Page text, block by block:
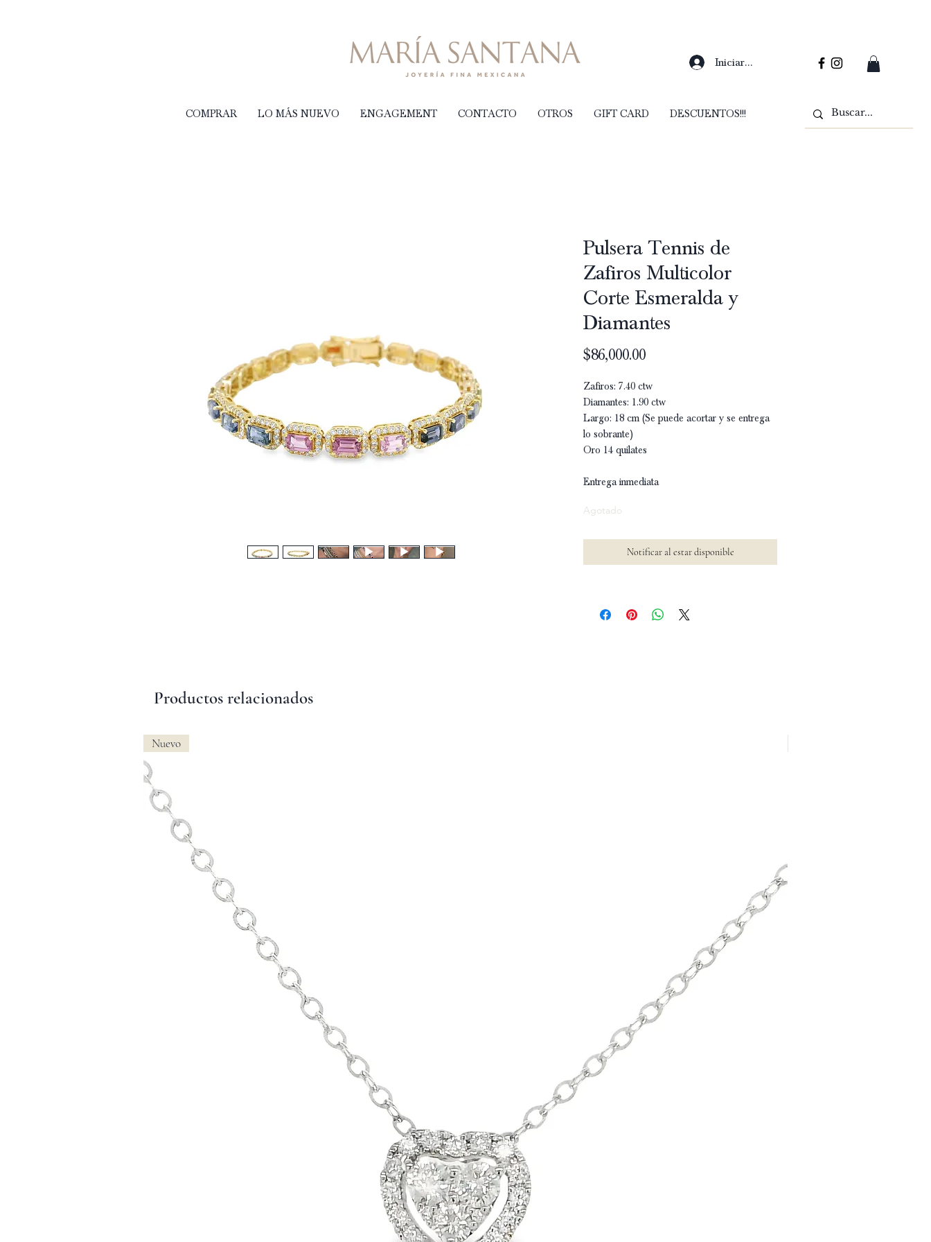
Iniciar sesión
COMPRAR LO MÁS NUEVO ENGAGEMENT CONTACTO OTROS GIFT CARD DESCUENTOS!!!
Pulsera Tennis de
Zafiros Multicolor
Corte Esmeralda y
Diamantes
$86,000.00Precio
Zafiros: 7.40 ctw
Diamantes: 1.90 ctw
Largo: 18 cm (Se puede acortar y se entrega
lo sobrante)
Oro 14 quilates
Entrega inmediata
Agotado
Notificar al estar disponible
Productos relacionados
Nuevo